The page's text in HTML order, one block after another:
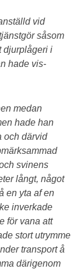
vid
såsom
djurplågeri i
hade vis-
medan
hade han
och därvid
svinens
långt, något
en yta af en
inverkade
för vana att
stort utrymme
transport å
därigenom